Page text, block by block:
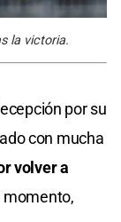
la victoria.
por su
con mucha
volver a
momento,